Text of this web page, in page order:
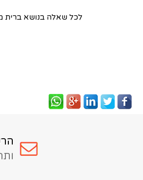
לכל שאלה בנושא ברית